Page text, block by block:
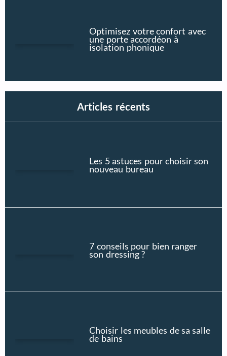
Optimisez votre confort avec
une porte accordéon à
isolation phonique
Articles récents
Les 5 astuces pour choisir son
nouveau bureau
7 conseils pour bien ranger
son dressing ?
Choisir les meubles de sa salle
de bains